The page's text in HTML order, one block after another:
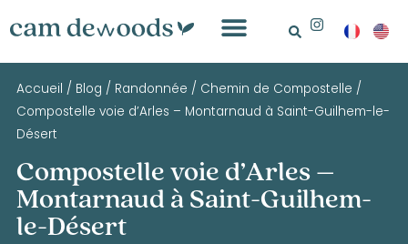
Accueil / Blog / Randonnée / Chemin de Compostelle /
Compostelle voie d’Arles – Montarnaud à Saint-Guilhem-le-
Désert
Compostelle voie d’Arles –
Montarnaud à Saint-Guilhem-
le-Désert